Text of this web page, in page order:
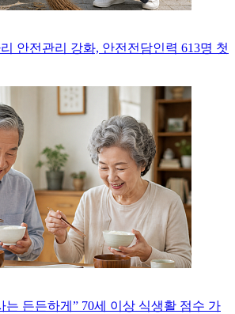
안전관리 강화, 안전전담인력 613명 첫
는 든든하게” 70세 이상 식생활 점수 가